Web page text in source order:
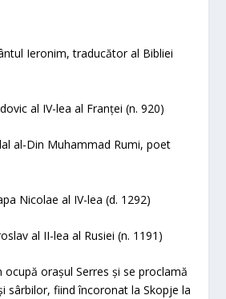
Ieronim, traducător al Bibliei
al IV-lea al Franței (n. 920)
al-Din Muhammad Rumi, poet
Nicolae al IV-lea (d. 1292)
al II-lea al Rusiei (n. 1191)
ocupă orașul Serres și se proclamă
sârbilor, fiind încoronat la Skopje la